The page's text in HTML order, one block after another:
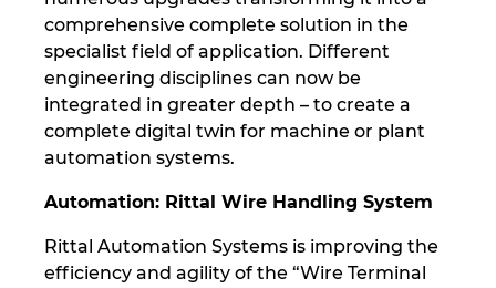
comprehensive complete solution in the
specialist field of application. Different
engineering disciplines can now be
integrated in greater depth – to create a
complete digital twin for machine or plant
automation systems.
Automation: Rittal Wire Handling System
Rittal Automation Systems is improving the
efficiency and agility of the “Wire Terminal